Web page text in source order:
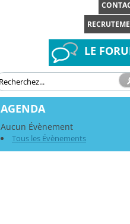
LE
AGENDA
Aucun Évènement
Tous les Évènements